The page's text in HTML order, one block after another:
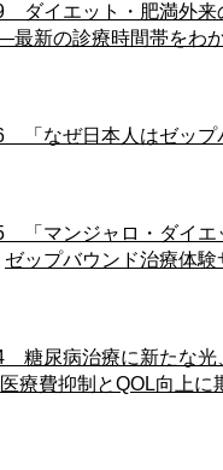
ダイエット・肥満外来
最新の診療時間帯をわ
「なぜ日本人はゼップ
「マンジャロ・ダイエ
ゼップバウンド治療体
糖尿病治療に新たな光
医療費抑制とQOL向上に